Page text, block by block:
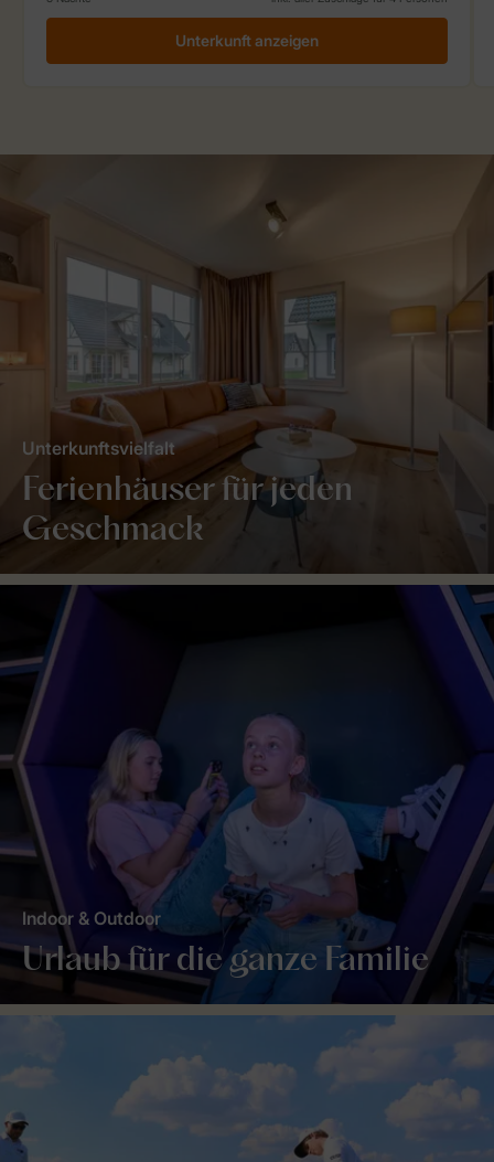
Ferienhäuser für jeden
Geschmack
Unterkunftsvielfalt
Urlaub für die ganze Familie
Indoor & Outdoor